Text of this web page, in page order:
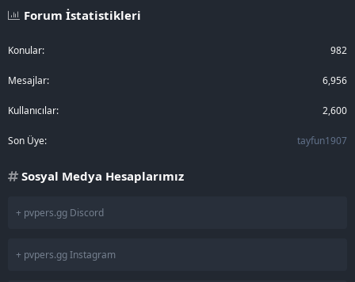
Yeni 6 Taş Sistemi
Gelişmiş PvP & PvE Sistemleri
Gelişmiş Hızlı BK Okuma Sistemi
Yeni Model Önizleme Sistemi
Geliştirilmiş Duello Sistemi
Gelişmiş İtem Karşılığı Nesne Satış Sistemi
Yeni Kadim Efsun Sistemi
Forum İstatistikleri
Konular 982
Mesajlar 6,956
Kullanıcılar 2,600
Son Üye tayfun1907
Sosyal Medya Hesaplarımız
+ pvpers.gg Discord
+ pvpers.gg Instagram